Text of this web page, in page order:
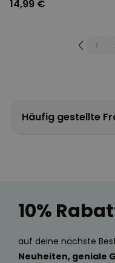
14,99 €
1
Häufig gestellte
10%
auf deine nächste
Neuheiten, geniale